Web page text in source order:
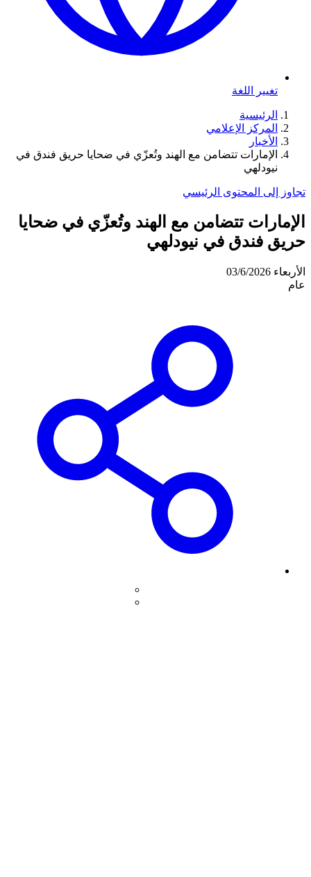
تغيير اللغة
الرئيسية
المركز الإعلامي
الأخبار
الإمارات تتضامن مع الهند وتُعزّي في ضحايا حريق فندق في
نيودلهي
تجاوز إلى المحتوى الرئيسي
الإمارات تتضامن مع الهند وتُعزّي في ضحايا
حريق فندق في نيودلهي
الأربعاء 03/6/2026
عام